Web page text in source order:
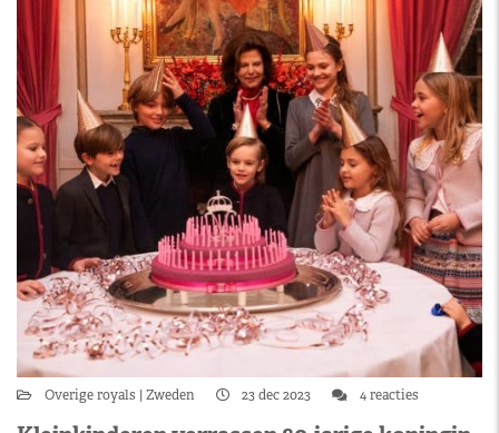
Overige royals Zweden 23 dec 2023 4 reacties